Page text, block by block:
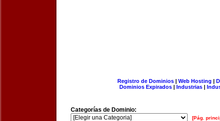
Registro de Dominios| Web Hosting |
Dominios Expirados | Industrias |
Categorías de Dominio:
[Pág.